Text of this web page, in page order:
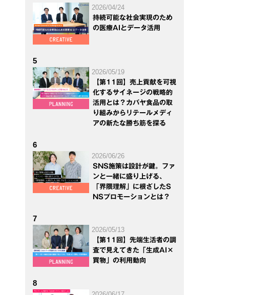
2026/04/24
持続可能な社会実現のため
の医療AIとデータ活用
5
2026/05/19
【第11回】売上貢献を可視
化するサイネージの戦略的
活用とは？カバヤ食品の取
り組みからリテールメディ
アの新たな勝ち筋を探る
6
2026/06/26
SNS施策は設計が鍵。ファ
ンと一緒に盛り上げる、
「界隈理解」に根ざしたS
NSプロモーションとは？
7
2026/05/13
【第11回】先端生活者の調
査で見えてきた「生成AI×
買物」の利用動向
8